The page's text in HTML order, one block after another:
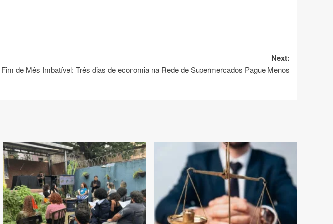
Next:
Fim de Mês Imbatível: Três dias de economia na Rede de Supermercados Pague Menos